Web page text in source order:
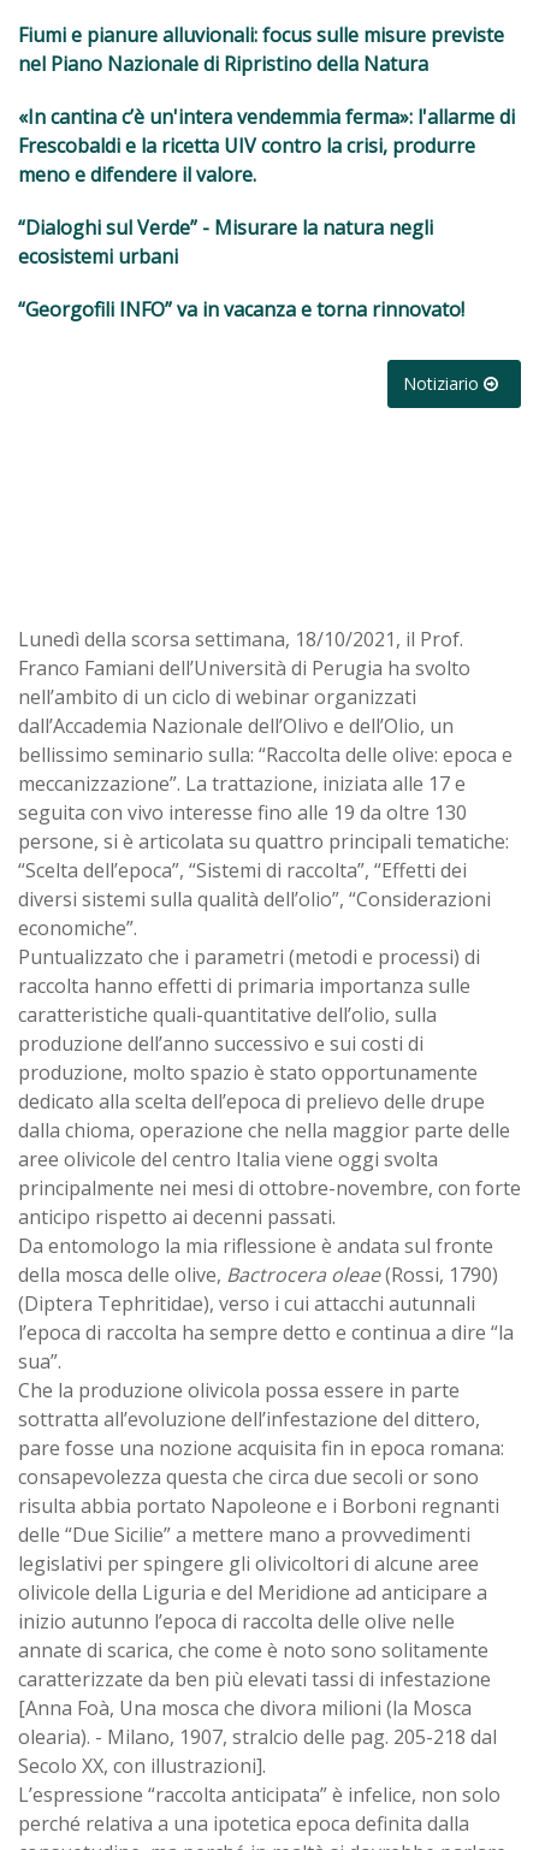
Fiumi e pianure alluvionali: focus sulle misure previste
nel Piano Nazionale di Ripristino della Natura
«In cantina c’è un'intera vendemmia ferma»: l'allarme di
Frescobaldi e la ricetta UIV contro la crisi, produrre
meno e difendere il valore.
“Dialoghi sul Verde” - Misurare la natura negli
ecosistemi urbani
“Georgofili INFO” va in vacanza e torna rinnovato!
Notiziario
Lunedì della scorsa settimana, 18/10/2021, il Prof.
Franco Famiani dell’Università di Perugia ha svolto
nell’ambito di un ciclo di webinar organizzati
dall’Accademia Nazionale dell’Olivo e dell’Olio, un
bellissimo seminario sulla: “Raccolta delle olive: epoca e
meccanizzazione”. La trattazione, iniziata alle 17 e
seguita con vivo interesse fino alle 19 da oltre 130
persone, si è articolata su quattro principali tematiche:
“Scelta dell’epoca”, “Sistemi di raccolta”, “Effetti dei
diversi sistemi sulla qualità dell’olio”, “Considerazioni
economiche”.
Puntualizzato che i parametri (metodi e processi) di
raccolta hanno effetti di primaria importanza sulle
caratteristiche quali-quantitative dell’olio, sulla
produzione dell’anno successivo e sui costi di
produzione, molto spazio è stato opportunamente
dedicato alla scelta dell’epoca di prelievo delle drupe
dalla chioma, operazione che nella maggior parte delle
aree olivicole del centro Italia viene oggi svolta
principalmente nei mesi di ottobre-novembre, con forte
anticipo rispetto ai decenni passati.
Da entomologo la mia riflessione è andata sul fronte
della mosca delle olive, Bactrocera oleae(Rossi, 1790)
(Diptera Tephritidae), verso i cui attacchi autunnali
l’epoca di raccolta ha sempre detto e continua a dire “la
sua”.
Che la produzione olivicola possa essere in parte
sottratta all’evoluzione dell’infestazione del dittero,
pare fosse una nozione acquisita fin in epoca romana:
consapevolezza questa che circa due secoli or sono
risulta abbia portato Napoleone e i Borboni regnanti
delle “Due Sicilie” a mettere mano a provvedimenti
legislativi per spingere gli olivicoltori di alcune aree
olivicole della Liguria e del Meridione ad anticipare a
inizio autunno l’epoca di raccolta delle olive nelle
annate di scarica, che come è noto sono solitamente
caratterizzate da ben più elevati tassi di infestazione
[Anna Foà, Una mosca che divora milioni (la Mosca
olearia). - Milano, 1907, stralcio delle pag. 205-218 dal
Secolo XX, con illustrazioni].
L’espressione “raccolta anticipata” è infelice, non solo
perché relativa a una ipotetica epoca definita dalla